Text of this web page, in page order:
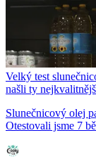
Velký test
našli ty
Slunečnicový olej
Otestovali jsme 7